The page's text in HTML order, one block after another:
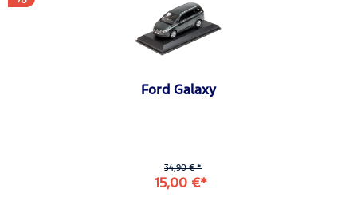
Ford Galaxy
34,90 € *
15,00 €*